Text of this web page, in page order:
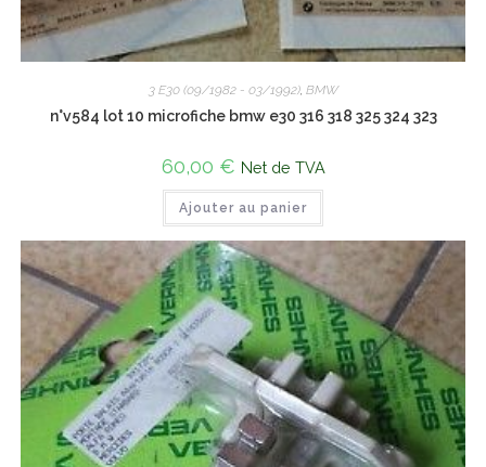
3 E30 (09/1982 - 03/1992), BMW
n°v584 lot 10 microfiche bmw e30 316 318 325 324 323
60,00 € Net de TVA
Ajouter au panier